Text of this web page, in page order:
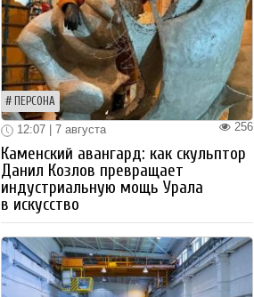
ПЕРСОНА
256
12:07 | 7 августа
Каменский авангард: как скульптор
Данил Козлов превращает
индустриальную мощь Урала
в искусство